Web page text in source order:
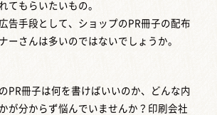
てもらいたいもの。
告手段として、ショップのPR冊子の配布
ーさんは多いのではないでしょうか。
PR冊子は何を書けばいいのか、どんな内
が分からず悩んでいませんか？印刷会社